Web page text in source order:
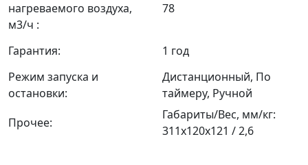
нагреваемого воздуха,
м3/ч :
78
Гарантия:
1 год
Режим запуска и
остановки:
Дистанционный, По
таймеру, Ручной
Прочее:
Габариты/Вес, мм/кг:
311х120х121 / 2,6